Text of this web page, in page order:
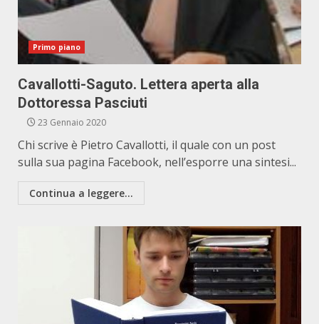
Primo piano
Cavallotti-Saguto. Lettera aperta alla
Dottoressa Pasciuti
23 Gennaio 2020
Chi scrive è Pietro Cavallotti, il quale con un post
sulla sua pagina Facebook, nell’esporre una sintesi...
Continua a leggere...